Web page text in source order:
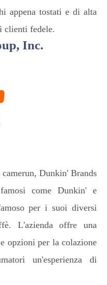
appena tostati e di alta
clienti fedele.
Inc.
Dunkin' Brands
come Dunkin' e
per i suoi diversi
L'azienda offre una
opzioni per la colazione
un'esperienza di